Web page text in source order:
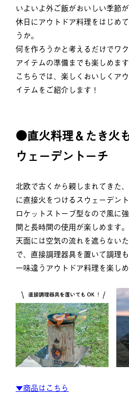
いよいよ外ご飯がおいしい季節
休日にアウトドア料理をはじめ
うか。
何を作ろうかと考えるだけでワ
アイテムの準備までも楽しめます
こちらでは、楽しくおいしくア
イテムをご紹介します！
●直火料理＆たき火
ウェーデントーチ
北欧で古くから親しまれてきた
に直接火をつけるスウェーデント
ロケットストーブ型なので風に
間と長時間の使用が楽しめます。
天面には空気の流れを遮らない
で、直接調理器具を置いて調理も
一味違うアウトドア料理を楽し
▼商品はこちら